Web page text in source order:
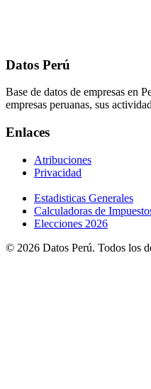
Datos Perú
Base de datos de empresas en
empresas peruanas, sus
Enlaces
Atribuciones
Privacidad
Estadisticas Generales
Calculadoras de
Elecciones 2026
© 2026 Datos Perú. Todos los